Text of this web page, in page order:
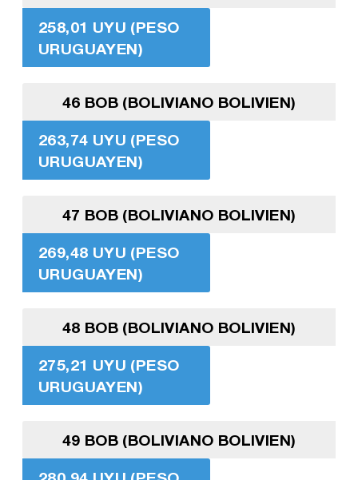
258,01 UYU (PESO
URUGUAYEN)
46 BOB (BOLIVIANO BOLIVIEN)
263,74 UYU (PESO
URUGUAYEN)
47 BOB (BOLIVIANO BOLIVIEN)
269,48 UYU (PESO
URUGUAYEN)
48 BOB (BOLIVIANO BOLIVIEN)
275,21 UYU (PESO
URUGUAYEN)
49 BOB (BOLIVIANO BOLIVIEN)